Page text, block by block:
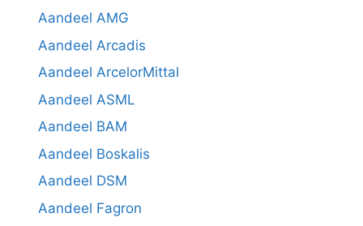
Aandeel AMG
Aandeel Arcadis
Aandeel ArcelorMittal
Aandeel ASML
Aandeel BAM
Aandeel Boskalis
Aandeel DSM
Aandeel Fagron